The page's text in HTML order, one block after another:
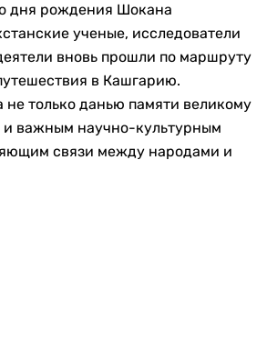
дня рождения Шокана
ученые, исследователи
вновь прошли по маршруту
в Кашгарию.
не только данью памяти великому
и важным научно-культурным
связи между народами и